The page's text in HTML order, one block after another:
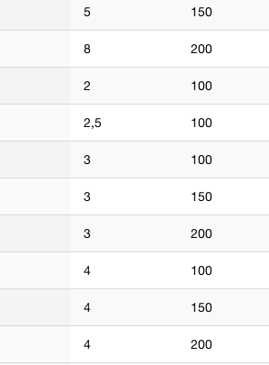
5 150
8 200
2 100
2,5 100
3 100
3 150
3 200
4 100
4 150
4 200